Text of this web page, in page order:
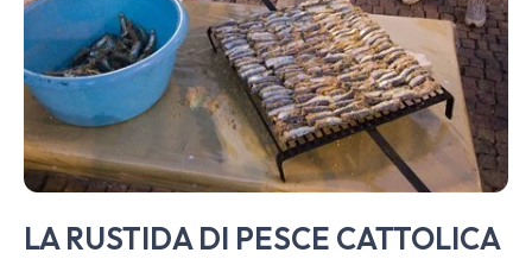
LA RUSTIDA DI PESCE CATTOLICA